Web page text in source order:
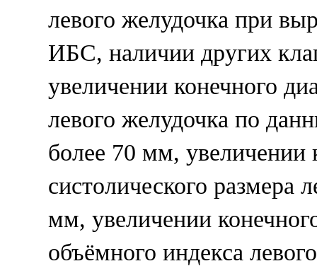
левого желудочка при
ИБС, наличии других
увеличении конечного
левого желудочка по
более 70 мм, увеличении
систолического размера
мм, увеличении
объёмного индекса